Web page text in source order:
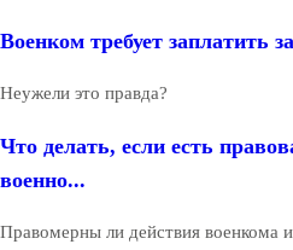
Военком требует заплатить
Неужели это правда?
Что делать, если есть
военно...
Правомерны ли действия военкома